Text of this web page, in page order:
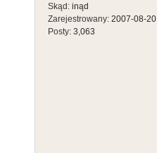
Skąd: inąd
Zarejestrowany: 2007-08-20
Posty: 3,063